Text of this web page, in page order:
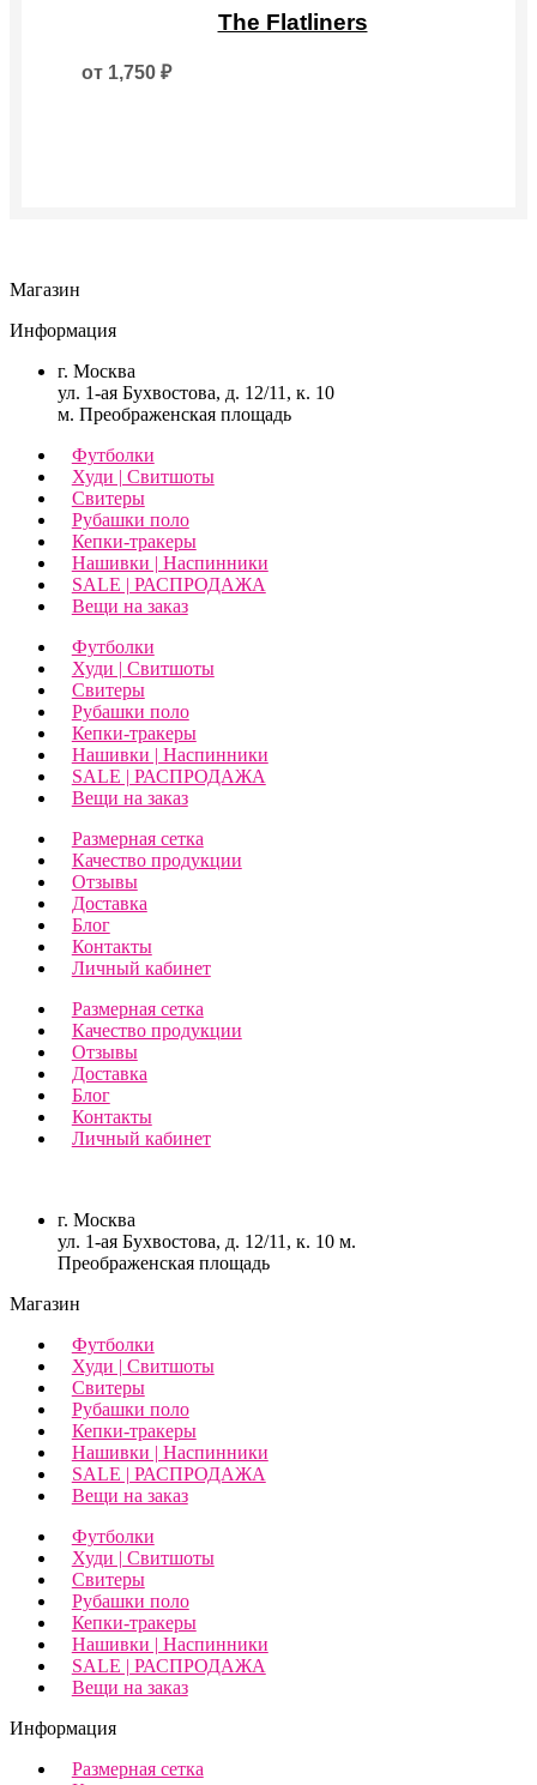
несколько
вариаций.
The Flatliners
от 1,750 ₽
Магазин
Информация
г. Москва
ул. 1-ая Бухвостова, д. 12/11, к. 10
м. Преображенская площадь
Футболки
Худи | Свитшоты
Свитеры
Рубашки поло
Кепки-тракеры
Нашивки | Наспинники
SALE | РАСПРОДАЖА
Вещи на заказ
Футболки
Худи | Свитшоты
Свитеры
Рубашки поло
Кепки-тракеры
Нашивки | Наспинники
SALE | РАСПРОДАЖА
Вещи на заказ
Размерная сетка
Качество продукции
Отзывы
Доставка
Блог
Контакты
Личный кабинет
Размерная сетка
Качество продукции
Отзывы
Доставка
Блог
Контакты
Личный кабинет
г. Москва
ул. 1-ая Бухвостова, д. 12/11, к. 10 м.
Преображенская площадь
Магазин
Футболки
Худи | Свитшоты
Свитеры
Рубашки поло
Кепки-тракеры
Нашивки | Наспинники
SALE | РАСПРОДАЖА
Вещи на заказ
Футболки
Худи | Свитшоты
Свитеры
Рубашки поло
Кепки-тракеры
Нашивки | Наспинники
SALE | РАСПРОДАЖА
Вещи на заказ
Информация
Размерная сетка